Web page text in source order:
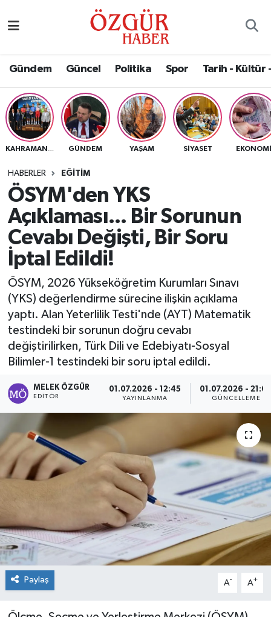
Gündem Güncel Politika Spor Tarih - Kültür
GÜNDEM YAŞAM SIYASET EKONOMI
HABERLER EĞITIM
ÖSYM'den YKS
Açıklaması... Bir Sorunun
Cevabı Değişti, Bir Soru
İptal Edildi!
ÖSYM, 2026 Yükseköğretim Kurumları Sınavı
(YKS) değerlendirme sürecine ilişkin açıklama
yaptı. Alan Yeterlilik Testi'nde (AYT) Matematik
testindeki bir sorunun doğru cevabı
değiştirilirken, Türk Dili ve Edebiyatı-Sosyal
Bilimler-1 testindeki bir soru iptal edildi.
MELEK ÖZGÜR
EDITÖR
01.07.2026 - 12:45
YAYINLANMA
01.07.2026 -
GÜNCELLEME
Paylaş A- A+
Eğitim
Ekonomi
Güncel
Gündem
Magazin
Politika
Sağlık
Spor
Tarih - Kültür - Sanat - Turizm
Yaşam
Nöbetçi Eczaneler
Namaz Vakitleri
Trafik Durumu
Süper Lig Puan Durumu ve Fikstür
Tüm Manşetler
Son Dakika Haberleri
Haber Arşivi